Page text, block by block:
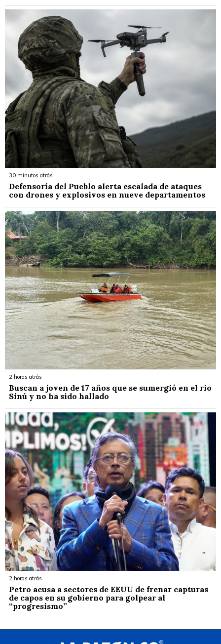
30 minutos atrás
Defensoría del Pueblo alerta escalada de ataques
con drones y explosivos en nueve departamentos
2 horas atrás
Buscan a joven de 17 años que se sumergió en el río
Sinú y no ha sido hallado
2 horas atrás
Petro acusa a sectores de EEUU de frenar capturas
de capos en su gobierno para golpear al
“progresismo”